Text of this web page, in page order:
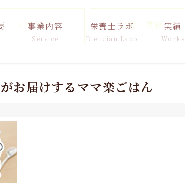
事業内容
Service
栄養士ラボ
Dietician Labo
実績
Works
メディア 出版・書籍
お届けするママ楽ごはん